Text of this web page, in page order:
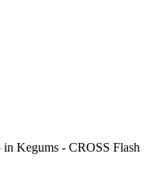
Kegums - CROSS Flash